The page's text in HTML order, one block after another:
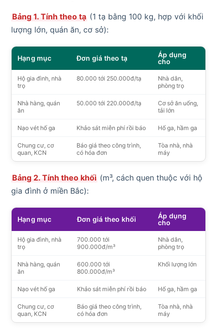
Bảng 1. Tính theo tạ (1 tạ bằng 100 kg, hợp với khối
lượng lớn, quán ăn, cơ sở):
Hạng mục Đơn giá theo tạ
Áp dụng
cho
Hộ gia đình, nhà
trọ
80.000 tới 250.000đ/tạ
Nhà dân,
phòng trọ
Nhà hàng, quán
ăn
50.000 tới 220.000đ/tạ
Cơ sở ăn uống,
tải lớn
Nạo vét hố ga Khảo sát miễn phí rồi báo Hố ga, hầm ga
Chung cư, cơ
quan, KCN
Báo giá theo công trình,
có hóa đơn
Tòa nhà, nhà
máy
Bảng 2. Tính theo khối (m³, cách quen thuộc với hộ
gia đình ở miền Bắc):
Hạng mục Đơn giá theo khối
Áp dụng
cho
Hộ gia đình, nhà
trọ
700.000 tới
900.000đ/m³
Nhà dân,
phòng trọ
Nhà hàng, quán
ăn
600.000 tới
800.000đ/m³
Khối lượng lớn
Nạo vét hố ga Khảo sát miễn phí rồi báo Hố ga, hầm ga
Chung cư, cơ
quan, KCN
Báo giá theo công trình,
có hóa đơn
Tòa nhà, nhà
máy